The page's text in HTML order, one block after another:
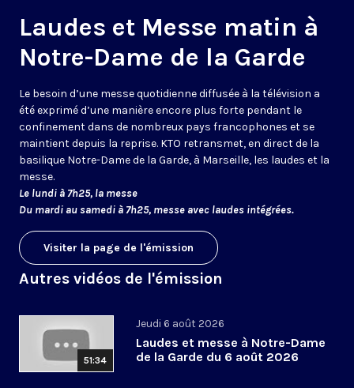
Laudes et Messe matin à
Notre-Dame de la Garde
Le besoin d’une messe quotidienne diffusée à la télévision a
été exprimé d’une manière encore plus forte pendant le
confinement dans de nombreux pays francophones et se
maintient depuis la reprise. KTO retransmet, en direct de la
basilique Notre-Dame de la Garde, à Marseille, les laudes et la
messe.
Le lundi à 7h25, la messe
Du mardi au samedi à 7h25, messe avec laudes intégrées.
Visiter la page de l'émission
Autres vidéos de l'émission
51:34
Jeudi 6 août 2026
Laudes et messe à Notre-Dame
de la Garde du 6 août 2026